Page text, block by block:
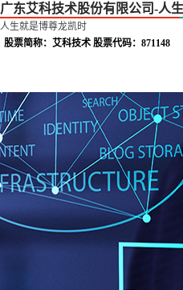
广东艾科技术股份有限公司-人
人生就是博尊龙凯时
股票简称：艾科技术 股票代码：871148